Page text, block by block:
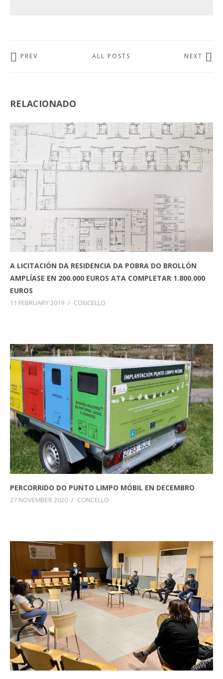
PREV ALL POSTS NEXT
RELACIONADO
A LICITACIÓN DA RESIDENCIA DA POBRA DO BROLLÓN
AMPLÍASE EN 200.000 EUROS ATA COMPLETAR 1.800.000
EUROS
11 FEBRUARY 2019 / CONCELLO
PERCORRIDO DO PUNTO LIMPO MÓBIL EN DECEMBRO
27 NOVEMBER 2020 / CONCELLO